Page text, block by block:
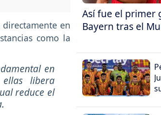
en
como la
en
libera
reduce el
Así fue el primer
Bayern tras el